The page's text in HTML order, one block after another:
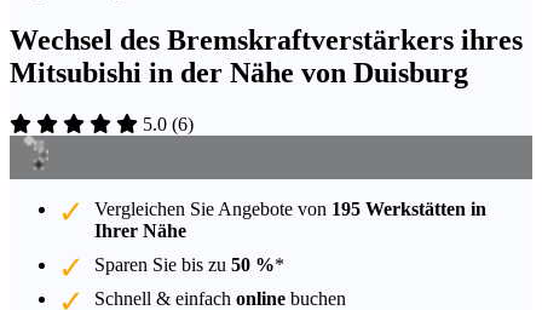
Wechsel des Bremskraftverstärkers ihres
Mitsubishi in der Nähe von Duisburg
5.0 (6)
Vergleichen Sie Angebote von 195 Werkstätten in
Ihrer Nähe
Sparen Sie bis zu 50 %*
Schnell & einfach online buchen